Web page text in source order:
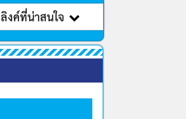
ลิงค์ที่น่าสนใจ